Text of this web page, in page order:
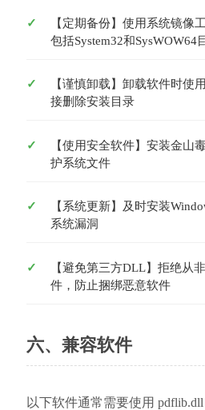
【定期备份】使用系统镜像
包括System32和SysWOW64
【谨慎卸载】卸载软件时使
接删除安装目录
【使用安全软件】安装金山
护系统文件
【系统更新】及时安装
系统漏洞
【避免第三方DLL】拒绝从
件，防止捆绑恶意软件
六、兼容软件
以下软件通常需要使用 pdflib.dll